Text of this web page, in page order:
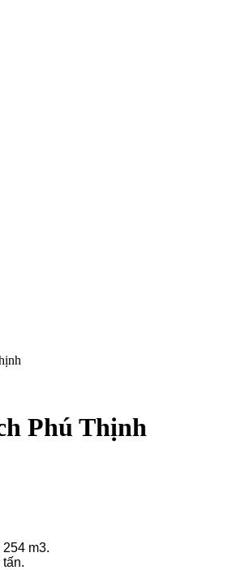
Phú Thịnh
m3.